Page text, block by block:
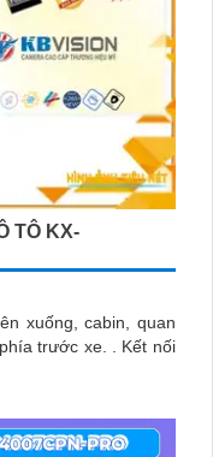
TÔ KX-
xe. . Kết nối